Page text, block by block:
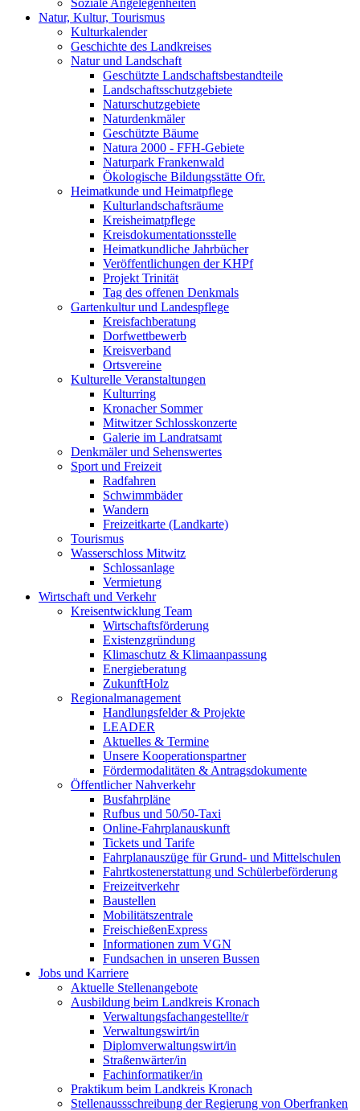
Soziale Angelegenheiten
Natur, Kultur, Tourismus
Kulturkalender
Geschichte des Landkreises
Natur und Landschaft
Geschützte Landschaftsbestandteile
Landschaftsschutzgebiete
Naturschutzgebiete
Naturdenkmäler
Geschützte Bäume
Natura 2000 - FFH-Gebiete
Naturpark Frankenwald
Ökologische Bildungsstätte Ofr.
Heimatkunde und Heimatpflege
Kulturlandschaftsräume
Kreisheimatpflege
Kreisdokumentationsstelle
Heimatkundliche Jahrbücher
Veröffentlichungen der KHPf
Projekt Trinität
Tag des offenen Denkmals
Gartenkultur und Landespflege
Kreisfachberatung
Dorfwettbewerb
Kreisverband
Ortsvereine
Kulturelle Veranstaltungen
Kulturring
Kronacher Sommer
Mitwitzer Schlosskonzerte
Galerie im Landratsamt
Denkmäler und Sehenswertes
Sport und Freizeit
Radfahren
Schwimmbäder
Wandern
Freizeitkarte (Landkarte)
Tourismus
Wasserschloss Mitwitz
Schlossanlage
Vermietung
Wirtschaft und Verkehr
Kreisentwicklung Team
Wirtschaftsförderung
Existenzgründung
Klimaschutz & Klimaanpassung
Energieberatung
ZukunftHolz
Regionalmanagement
Handlungsfelder & Projekte
LEADER
Aktuelles & Termine
Unsere Kooperationspartner
Fördermodalitäten & Antragsdokumente
Öffentlicher Nahverkehr
Busfahrpläne
Rufbus und 50/50-Taxi
Online-Fahrplanauskunft
Tickets und Tarife
Fahrplanauszüge für Grund- und Mittelschulen
Fahrtkostenerstattung und Schülerbeförderung
Freizeitverkehr
Baustellen
Mobilitätszentrale
FreischießenExpress
Informationen zum VGN
Fundsachen in unseren Bussen
Jobs und Karriere
Aktuelle Stellenangebote
Ausbildung beim Landkreis Kronach
Verwaltungsfachangestellte/r
Verwaltungswirt/in
Diplomverwaltungswirt/in
Straßenwärter/in
Fachinformatiker/in
Praktikum beim Landkreis Kronach
Stellenaussschreibung der Regierung von Oberfranken